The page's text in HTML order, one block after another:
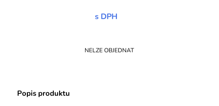
s DPH
NELZE OBJEDNAT
Popis produktu